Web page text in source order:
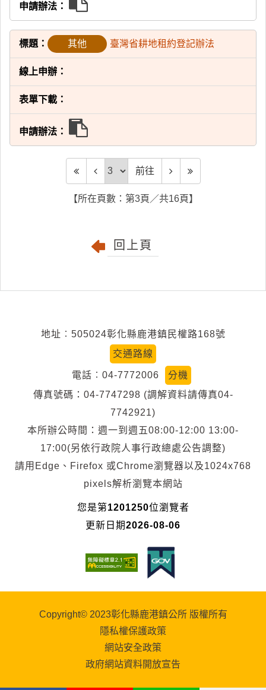
申
請
辦
法
其他 臺灣省耕地租約登記辦法
申
請
辦
法
前往頁 前往
【所在頁數：第3頁／共16頁】
回上頁
地址︰505024彰化縣鹿港鎮民權路168號
交通路線
電話︰04-7772006
分機
傳真號碼：04-7747298 (調解資料請傳真04-
7742921)
本所辦公時間：週一到週五08:00-12:00 13:00-
17:00(另依行政院人事行政總處公告調整)
請用Edge、Firefox 或Chrome瀏覽器以及1024x768
pixels解析瀏覽本網站
您是第1201250位瀏覽者
更新日期2026-08-06
Copyright© 2023彰化縣鹿港鎮公所 版權所有
隱私權保護政策
網站安全政策
政府網站資料開放宣告